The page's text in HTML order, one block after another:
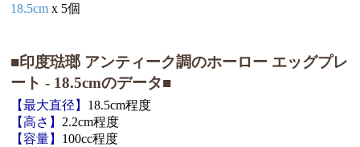
18.5cm x 5個
■印度琺瑯 アンティーク調のホーロー エッグプレ
ート - 18.5cmのデータ■
【最大直径】 18.5cm程度
【高さ】 2.2cm程度
【容量】 100cc程度